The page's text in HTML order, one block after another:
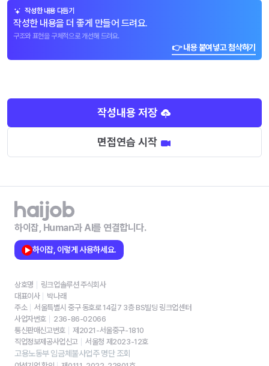
작성한 내용 다듬기
작성한 내용을 더 좋게 만들어 드려요.
구조와 표현을 구체적으로 개선해 드려요.
👉 내용 붙여넣고 첨삭하기
작성내용 저장
면접연습 시작
하이잡, Human과 AI를 연결합니다.
하이잡, 이렇게 사용하세요.
상호명
링크업솔루션 주식회사
대표이사
박나래
주소
서울특별시 중구 동호로 14길7 3층 BS빌딩 링크업센터
사업자번호
236-86-02066
통신판매신고번호
제2021-서울중구-1810
직업정보제공사업신고
서울청 제2023-12호
고용노동부 임금체불사업주 명단 조회